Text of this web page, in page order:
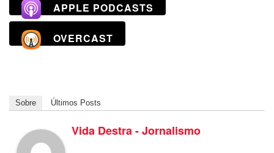
APPLE PODCASTS
OVERCAST
Sobre Últimos Posts
Vida Destra - Jornalismo